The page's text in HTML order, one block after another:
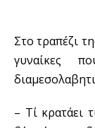
Στο τραπέζι
γυναίκες
– Τί κρατάει